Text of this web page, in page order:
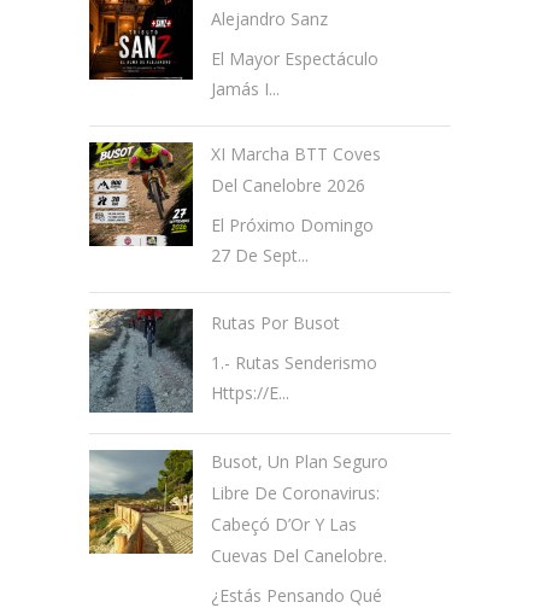
Alejandro Sanz
El Mayor Espectáculo
Jamás I...
XI Marcha BTT Coves
Del Canelobre 2026
El Próximo Domingo
27 De Sept...
Rutas Por Busot
1.- Rutas Senderismo
Https://e...
Busot, Un Plan Seguro
Libre De Coronavirus:
Cabeçó D’Or Y Las
Cuevas Del Canelobre.
¿Estás Pensando Qué